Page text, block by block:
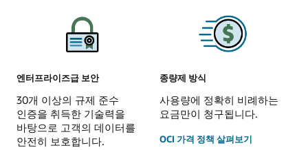
엔터프라이즈급 보안
30개 이상의 규제 준수
인증을 취득한 기술력을
바탕으로 고객의 데이터를
안전히 보호합니다.
종량제 방식
사용량에 정확히 비례하는
요금만이 청구됩니다.
OCI 가격 정책 살펴보기